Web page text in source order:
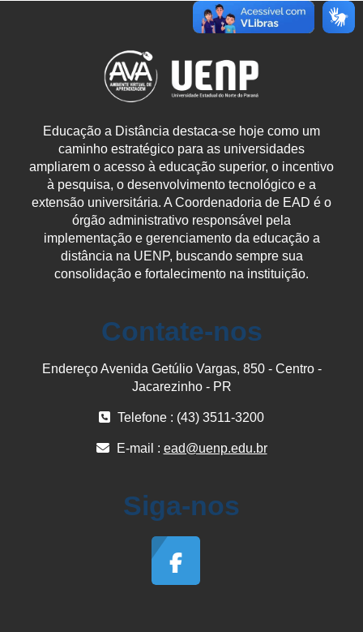
Educação a Distância destaca-se hoje como um
caminho estratégico para as universidades
ampliarem o acesso à educação superior, o incentivo
à pesquisa, o desenvolvimento tecnológico e a
extensão universitária. A Coordenadoria de EAD é o
órgão administrativo responsável pela
implementação e gerenciamento da educação a
distância na UENP, buscando sempre sua
consolidação e fortalecimento na instituição.
Contate-nos
Endereço Avenida Getúlio Vargas, 850 - Centro -
Jacarezinho - PR
Telefone : (43) 3511-3200
E-mail : ead@uenp.edu.br
Siga-nos